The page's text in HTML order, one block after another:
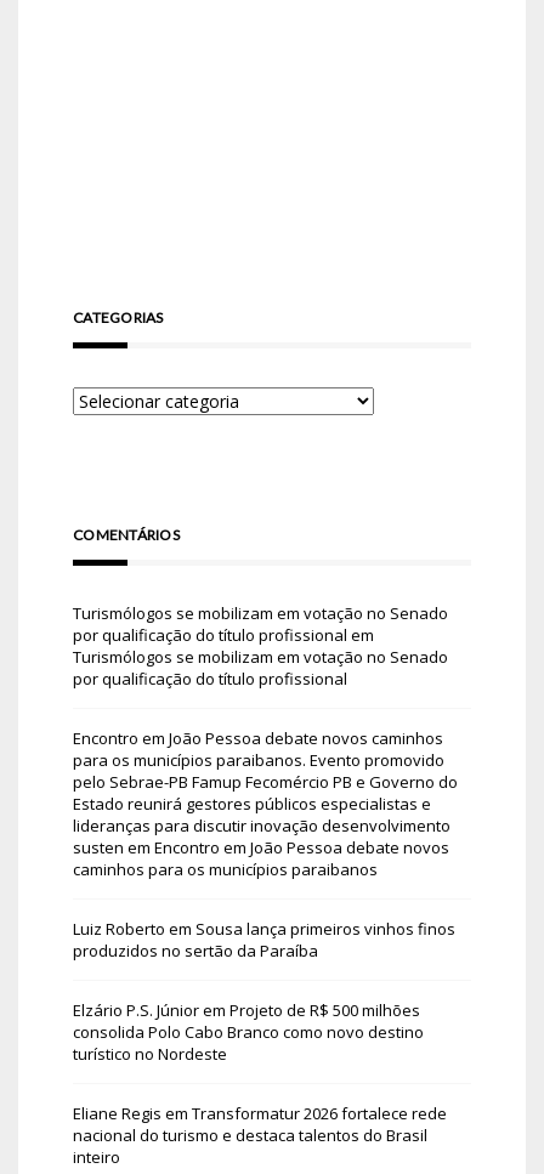
CATEGORIAS
COMENTÁRIOS
Turismólogos se mobilizam em votação no Senado
por qualificação do título profissional em
Turismólogos se mobilizam em votação no Senado
por qualificação do título profissional
Encontro em João Pessoa debate novos caminhos
para os municípios paraibanos. Evento promovido
pelo Sebrae-PB Famup Fecomércio PB e Governo do
Estado reunirá gestores públicos especialistas e
lideranças para discutir inovação desenvolvimento
susten em Encontro em João Pessoa debate novos
caminhos para os municípios paraibanos
Luiz Roberto em Sousa lança primeiros vinhos finos
produzidos no sertão da Paraíba
Elzário P.S. Júniorem Projeto de R$ 500 milhões
consolida Polo Cabo Branco como novo destino
turístico no Nordeste
Eliane Regis em Transformatur 2026 fortalece rede
nacional do turismo e destaca talentos do Brasil
inteiro